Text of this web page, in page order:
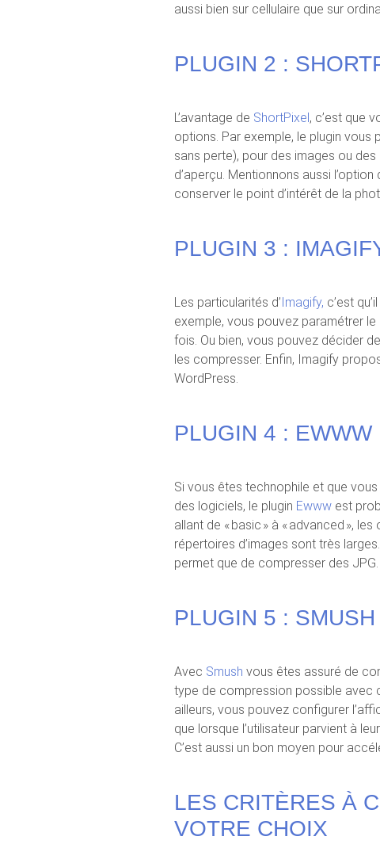
aussi bien sur cellulaire que sur
PLUGIN 2 :
L’avantage de ShortPixel, c’est que
options. Par exemple, le plugin
sans perte), pour des images ou
d’aperçu. Mentionnons aussi
conserver le point d’intérêt de la
PLUGIN 3 :
Les particularités d’Imagify, c’est
exemple, vous pouvez paramétrer le
fois. Ou bien, vous pouvez décider
les compresser. Enfin, Imagify
WordPress.
PLUGIN 4 : EWWW
Si vous êtes technophile et que
des logiciels, le plugin Ewww est
allant de « basic » à « advanced »,
répertoires d’images sont très
permet que de compresser des JPG.
PLUGIN 5 : SMUSH
Avec Smush vous êtes assuré de
type de compression possible avec
ailleurs, vous pouvez configurer
que lorsque l’utilisateur parvient à
C’est aussi un bon moyen pour
LES CRITÈRES À
VOTRE CHOIX